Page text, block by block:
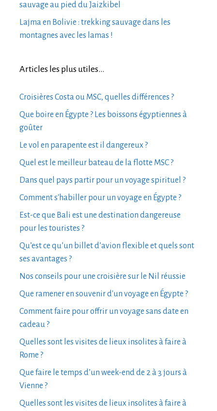
sauvage au pied du Jaizkibel
Lajma en Bolivie : trekking sauvage dans les
montagnes avec les lamas !
Articles les plus utiles…
Croisières Costa ou MSC, quelles différences ?
Que boire en Égypte ? Les boissons égyptiennes à
goûter
Le vol en parapente est il dangereux ?
Quel est le meilleur bateau de la flotte MSC ?
Dans quel pays partir pour un voyage spirituel ?
Comment s'habiller pour un voyage en Égypte ?
Est-ce que Bali est une destination dangereuse
pour les touristes ?
Qu’est ce qu’un billet d’avion flexible et quels sont
ses avantages ?
Nos conseils pour une croisière sur le Nil réussie
Que ramener en souvenir d'un voyage en Égypte ?
Comment faire pour offrir un voyage sans date en
cadeau ?
Quelles sont les visites de lieux insolites à faire à
Rome ?
Que faire le temps d’un week-end de 2 à 3 jours à
Vienne ?
Quelles sont les visites de lieux insolites à faire à